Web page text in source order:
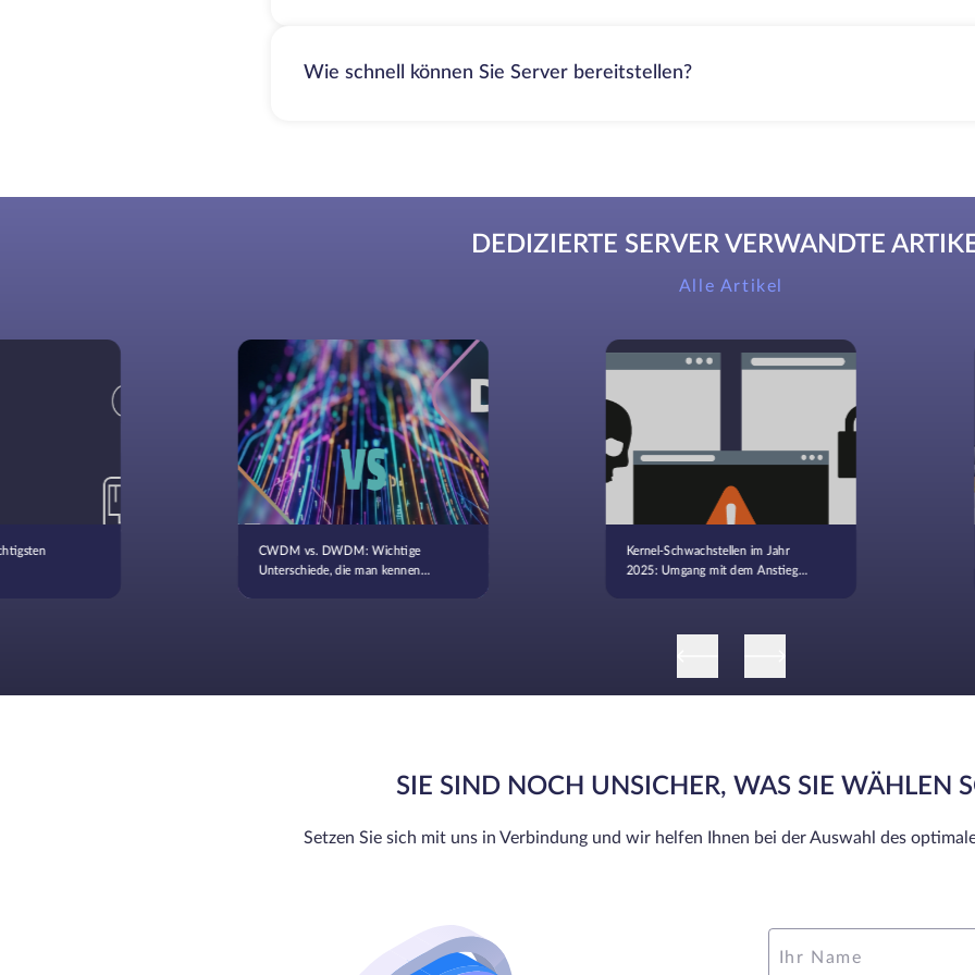
Wie schnell können Sie Server bereitstellen?
DEDIZIERTE SERVER VERWANDTE
Alle Artikel
CWDM vs. DWDM: Wichtige
Unterschiede, die man kennen
Kernel-Schwachstellen im Jahr
2025: Umgang mit dem Anstieg
SIE SIND NOCH UNSICHER, WAS SIE WÄHLEN
Setzen Sie sich mit uns in Verbindung und wir helfen Ihnen bei der Auswahl des
Ihr Name